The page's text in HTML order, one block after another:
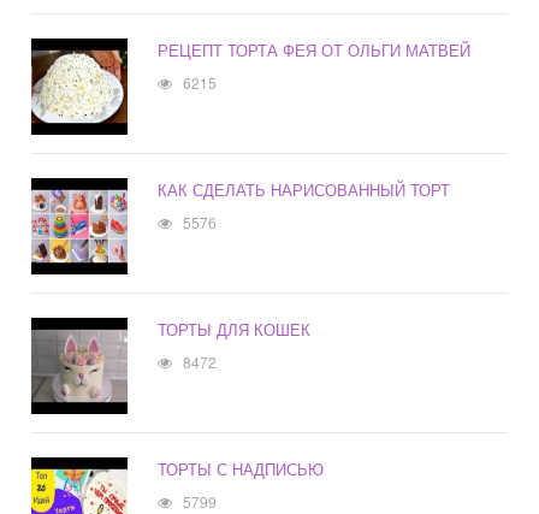
РЕЦЕПТ ТОРТА ФЕЯ ОТ ОЛЬГИ МАТВЕЙ
6215
КАК СДЕЛАТЬ НАРИСОВАННЫЙ ТОРТ
5576
ТОРТЫ ДЛЯ КОШЕК
8472
ТОРТЫ С НАДПИСЬЮ
5799